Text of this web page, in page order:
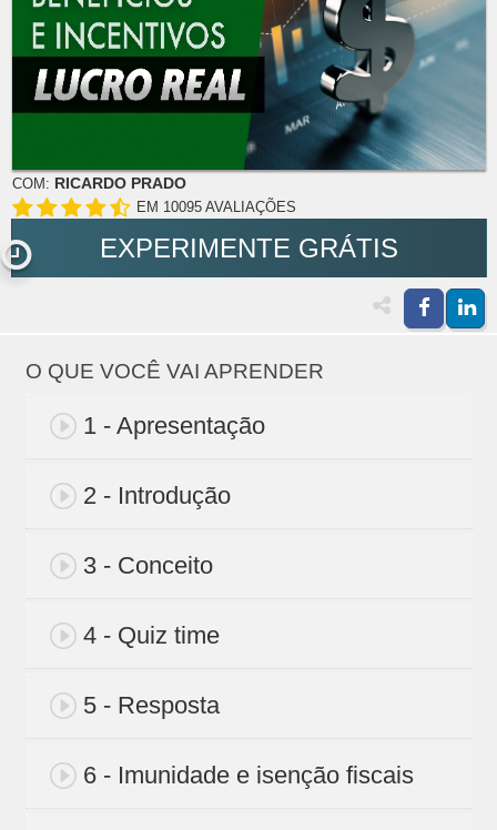
COM: RICARDO PRADO
EM 10095 AVALIAÇÕES
EXPERIMENTE GRÁTIS
O QUE VOCÊ VAI APRENDER
1 - Apresentação
2 - Introdução
3 - Conceito
4 - Quiz time
5 - Resposta
6 - Imunidade e isenção fiscais